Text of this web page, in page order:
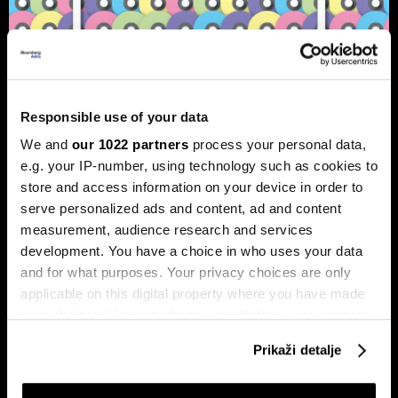
Responsible use of your data
We and our 1022 partners process your personal data,
e.g. your IP-number, using technology such as cookies to
store and access information on your device in order to
serve personalized ads and content, ad and content
measurement, audience research and services
development. You have a choice in who uses your data
and for what purposes. Your privacy choices are only
applicable on this digital property where you have made
Prikaži detalje
Bloomberg Adria Top 25: Kompanije
koje su obilježile 2025. godinu
Pronašli smo 25 kompanija iz regije koje su ostavile najveći
trag u 2025. godini.
izradu jeftinijih električnih vozila
utjecat će na 2025. godinu